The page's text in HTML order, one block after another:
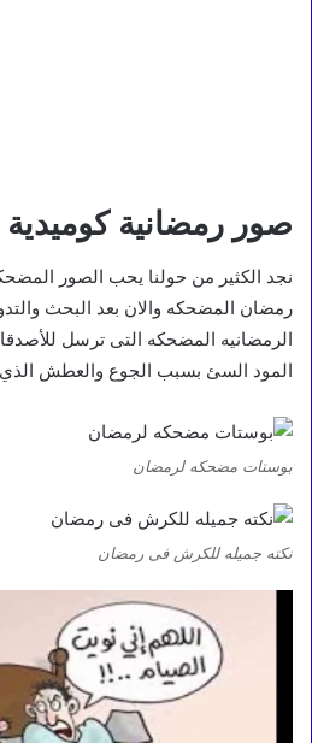
صور رمضانية كوميدية
نجد الكثير من حولنا يحب الصور
رمضان المضحكه والان بعد البحث
الرمضانيه المضحكه التى ترسل
المود السئ بسبب الجوع والعطش
بوستات مضحكه لرمضان
نكته جميله للكرش فى رمضان